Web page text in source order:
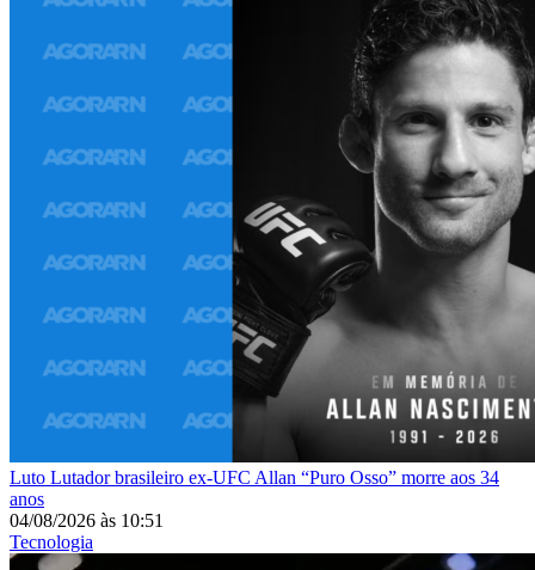
Luto Lutador brasileiro ex-UFC Allan “Puro Osso” morre aos 34
anos
04/08/2026 às 10:51
Tecnologia